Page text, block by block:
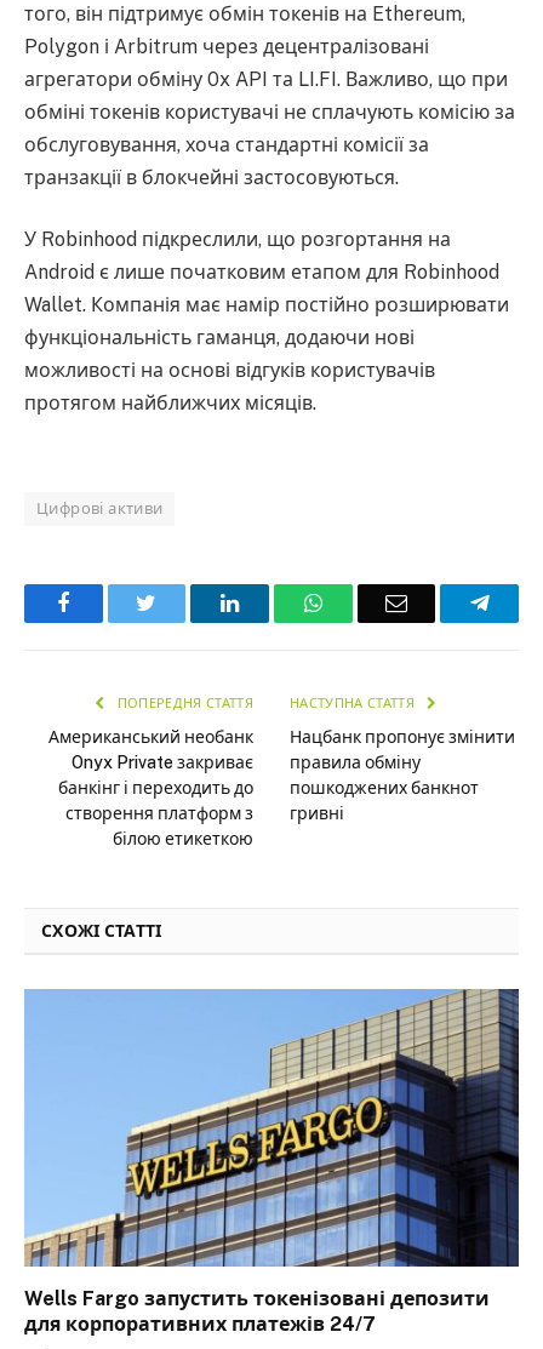
того, він підтримує обмін токенів на Ethereum,
Polygon і Arbitrum через децентралізовані
агрегатори обміну 0x API та LI.FI. Важливо, що при
обміні токенів користувачі не сплачують комісію за
обслуговування, хоча стандартні комісії за
транзакції в блокчейні застосовуються.
У Robinhood підкреслили, що розгортання на
Android є лише початковим етапом для Robinhood
Wallet. Компанія має намір постійно розширювати
функціональність гаманця, додаючи нові
можливості на основі відгуків користувачів
протягом найближчих місяців.
Цифрові активи
Facebook LinkedInWhatsAppEmail
ПОПЕРЕДНЯ СТАТТЯ
Американський необанк
Onyx Private закриває
банкінг і переходить до
створення платформ з
білою етикеткою
НАСТУПНА СТАТТЯ
Нацбанк пропонує змінити
правила обміну
пошкоджених банкнот
гривні
СХОЖІ СТАТТІ
Wells Fargo запустить токенізовані депозити
для корпоративних платежів 24/7